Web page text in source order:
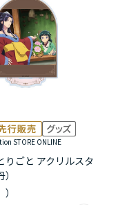
STORE ONLINE
りごと アクリルスタ